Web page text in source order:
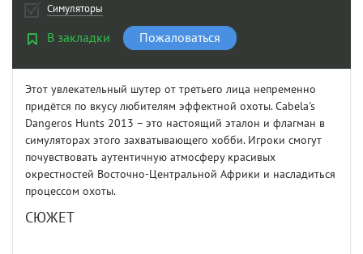
Симуляторы
В закладки Пожаловаться
Этот увлекательный шутер от третьего лица непременно
придётся по вкусу любителям эффектной охоты. Cabela's
Dangeros Hunts 2013 – это настоящий эталон и флагман в
симуляторах этого захватывающего хобби. Игроки смогут
почувствовать аутентичную атмосферу красивых
окрестностей Восточно-Центральной Африки и насладиться
процессом охоты.
СЮЖЕТ